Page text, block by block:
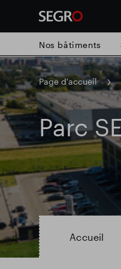
Submit
search
Search
for
Recherche populaire
Responsable
Parc intelligent
Nos bâtiments
Page d'accueil
Parc
Accueil